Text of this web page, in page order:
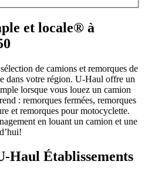
et locale® à
de camions et remorques de
dans votre région. U-Haul offre un
lorsque vous louez un camion
: remorques fermées, remorques
et remorques pour motocyclette.
en louant un camion et une
Haul Établissements